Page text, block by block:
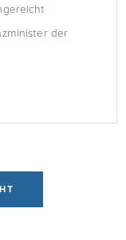
der